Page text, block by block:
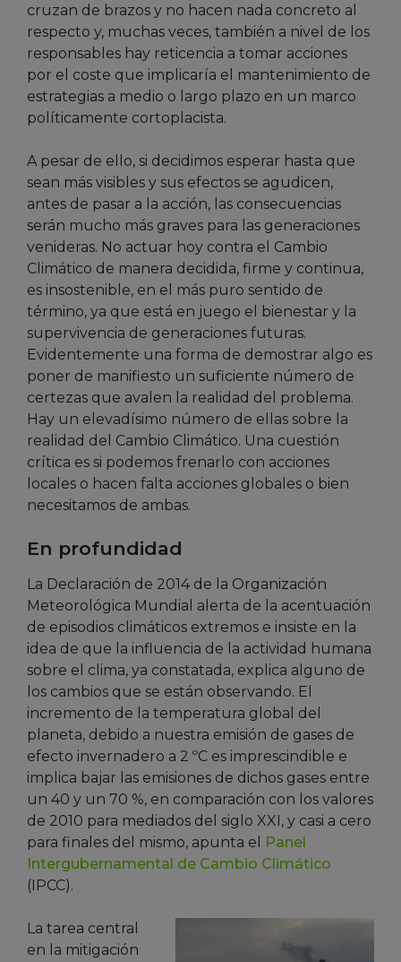
cruzan de brazos y no hacen nada concreto al
respecto y, muchas veces, también a nivel de los
responsables hay reticencia a tomar acciones
por el coste que implicaría el mantenimiento de
estrategias a medio o largo plazo en un marco
políticamente cortoplacista.
A pesar de ello, si decidimos esperar hasta que
sean más visibles y sus efectos se agudicen,
antes de pasar a la acción, las consecuencias
serán mucho más graves para las generaciones
venideras. No actuar hoy contra el Cambio
Climático de manera decidida, firme y continua,
es insostenible, en el más puro sentido de
término, ya que está en juego el bienestar y la
supervivencia de generaciones futuras.
Evidentemente una forma de demostrar algo es
poner de manifiesto un suficiente número de
certezas que avalen la realidad del problema.
Hay un elevadísimo número de ellas sobre la
realidad del Cambio Climático. Una cuestión
crítica es si podemos frenarlo con acciones
locales o hacen falta acciones globales o bien
necesitamos de ambas.
En profundidad
La Declaración de 2014 de la Organización
Meteorológica Mundial alerta de la acentuación
de episodios climáticos extremos e insiste en la
idea de que la influencia de la actividad humana
sobre el clima, ya constatada, explica alguno de
los cambios que se están observando. El
incremento de la temperatura global del
planeta, debido a nuestra emisión de gases de
efecto invernadero a 2 ºC es imprescindible e
implica bajar las emisiones de dichos gases entre
un 40 y un 70 %, en comparación con los valores
de 2010 para mediados del siglo XXI, y casi a cero
para finales del mismo, apunta el
Panel
Intergubernamental de Cambio Climático
(IPCC).
La tarea central
en la mitigación